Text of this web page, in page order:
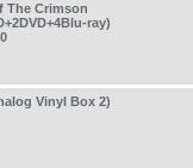
The Crimson
ray)
Vinyl Box 2)